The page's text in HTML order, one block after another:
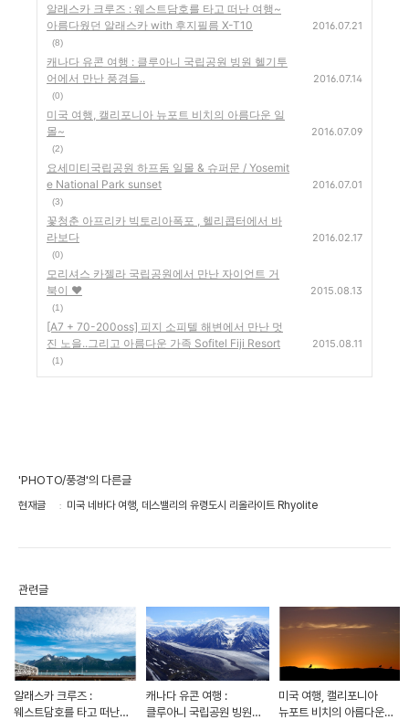
알래스카 크루즈 : 웨스트담호를 타고 떠난 여행~
아름다웠던 알래스카 with 후지필름 X-T10
(8)
2016.07.21
캐나다 유콘 여행 : 클루아니 국립공원 빙원 헬기투
어에서 만난 풍경들..
(0)
2016.07.14
미국 여행, 캘리포니아 뉴포트 비치의 아름다운 일
몰~
(2)
2016.07.09
요세미티국립공원 하프돔 일몰 & 슈퍼문 / Yosemit
e National Park sunset
(3)
2016.07.01
꽃청춘 아프리카 빅토리아폭포 , 헬리콥터에서 바
라보다
(0)
2016.02.17
모리셔스 카젤라 국립공원에서 만난 자이언트 거
북이 ♥
(1)
2015.08.13
[A7 + 70-200oss] 피지 소피텔 해변에서 만난 멋
진 노을..그리고 아름다운 가족 Sofitel Fiji Resort
(1)
2015.08.11
'PHOTO/풍경'의 다른글
현재글 미국 네바다 여행, 데스밸리의 유령도시 리올라이트 Rhyolite‬
관련글
알래스카 크루즈 :
웨스트담호를 타고 떠난
캐나다 유콘 여행 :
클루아니 국립공원 빙원
미국 여행, 캘리포니아
뉴포트 비치의 아름다운